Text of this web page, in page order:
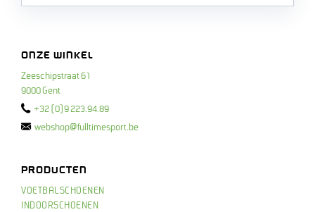
ONZE WINKEL
Zeeschipstraat 61
9000 Gent
+32 (0)9 223.94.89
webshop@fulltimesport.be
PRODUCTEN
VOETBALSCHOENEN
INDOORSCHOENEN